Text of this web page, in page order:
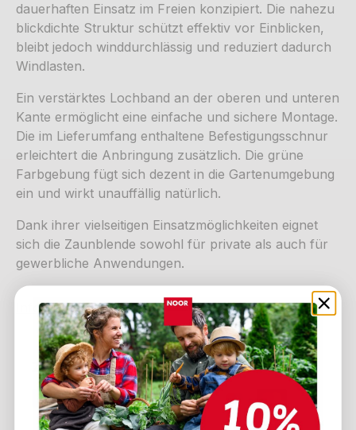
dauerhaften Einsatz im Freien konzipiert. Die nahezu
blickdichte Struktur schützt effektiv vor Einblicken,
bleibt jedoch winddurchlässig und reduziert dadurch
Windlasten.
Ein verstärktes Lochband an der oberen und unteren
Kante ermöglicht eine einfache und sichere Montage.
Die im Lieferumfang enthaltene Befestigungsschnur
erleichtert die Anbringung zusätzlich. Die grüne
Farbgebung fügt sich dezent in die Gartenumgebung
ein und wirkt unauffällig natürlich.
Dank ihrer vielseitigen Einsatzmöglichkeiten eignet
sich die Zaunblende sowohl für private als auch für
gewerbliche Anwendungen.
Infos zum Hersteller
Zahlungsmethoden